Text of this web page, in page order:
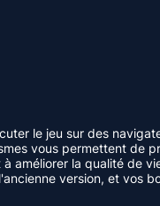
le jeu sur des
vous permettent de
la qualité de
version, et vos